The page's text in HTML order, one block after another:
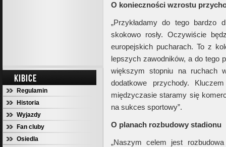
KIBICE
Regulamin
Historia
Wyjazdy
Fan cluby
Osiedla
O konieczności wzrostu
„Przykładamy do tego
skokowo rosły. Oczywiście
europejskich pucharach. To z
lepszych zawodników, a do tego
większym stopniu na ruchach
dodatkowe przychody.
międzyczasie staramy się
na sukces sportowy”.
O planach rozbudowy stadionu
„Naszym celem jest